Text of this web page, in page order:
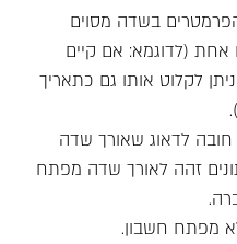
בשדה מסוים
אחת (לדוגמא: אם קיים
לקלוט אותו גם כתאריך
חובה לדאוג שאורך שדה
זהה לאורך שדה מפתח
מפתח חשבון.